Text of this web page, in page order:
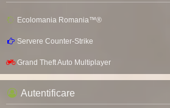
Ecolomania Romania™®
Servere Counter-Strike
Grand Theft Auto Multiplayer
Autentificare